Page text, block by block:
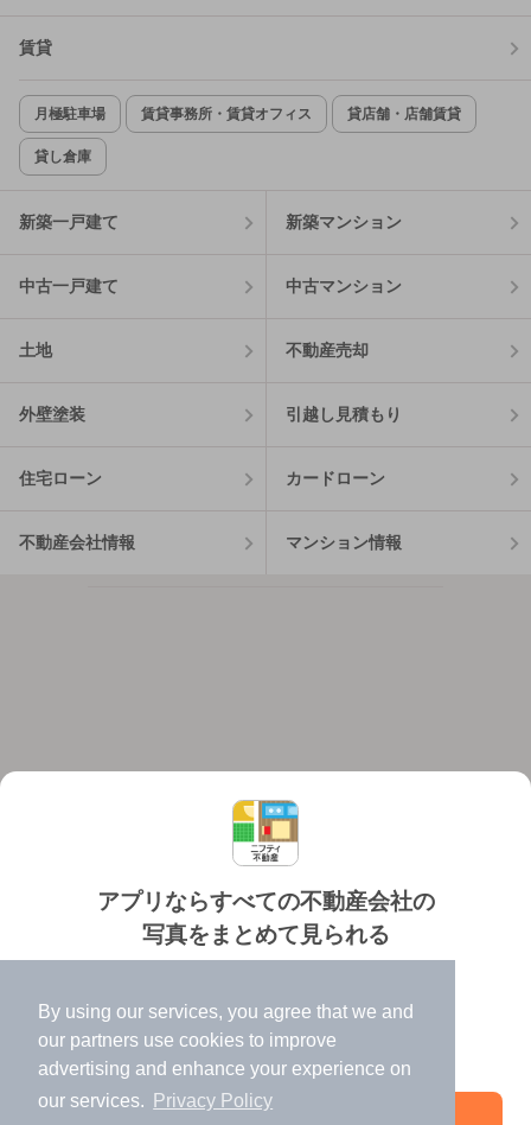
By using our services, you agree that we and
our partners use cookies to improve
advertising and enhance your experience on
our services.
Privacy Policy
アプリならすべての不動産会社の
写真をまとめて見られる
✔️
高速表示で似た物件も見つけやすい
✔️
便利な通知機能も充実
賃貸
月極駐車場 賃貸事務所・賃貸オフィス 貸店舗・店舗賃貸
貸し倉庫
新築一戸建て 新築マンション
中古一戸建て 中古マンション
土地 不動産売却
外壁塗装 引越し見積もり
住宅ローン カードローン
不動産会社情報 マンション情報
個人情報保護ポリシー 利用規約